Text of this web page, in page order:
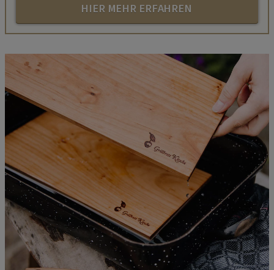
HIER MEHR ERFAHREN